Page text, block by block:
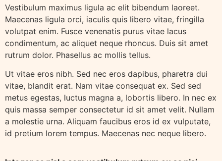
Vestibulum maximus ligula ac elit bibendum laoreet.
Maecenas ligula orci, iaculis quis libero vitae, fringilla
volutpat enim. Fusce venenatis purus vitae lacus
condimentum, ac aliquet neque rhoncus. Duis sit amet
rutrum dolor. Phasellus ac mollis tellus.
Ut vitae eros nibh. Sed nec eros dapibus, pharetra dui
vitae, blandit erat. Nam vitae consequat ex. Sed sed
metus egestas, luctus magna a, lobortis libero. In nec ex
quis massa semper consectetur id sit amet velit. Nullam
a molestie urna. Aliquam faucibus eros id ex vulputate,
id pretium lorem tempus. Maecenas nec neque libero.